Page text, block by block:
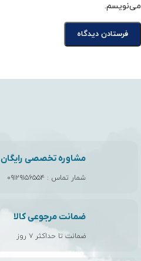
می‌نویسم.
مشاوره تخصصی رایگان
شمار تماس : ۰۹۱۲۹۱۵۶۵۵۴
ضمانت مرجوعی کالا
ضمانت تا حداکثر ۷ روز